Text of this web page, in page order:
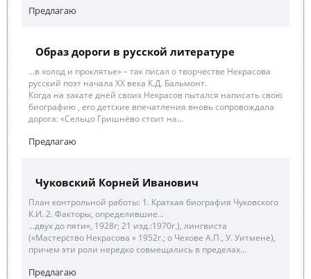
Предлагаю
Образ дороги в русской литературе
...в холод и проклятье» – так писал о творчестве Некрасова
русский поэт начала XX века К.Д. Бальмонт.
Когда на закате дней своих Некрасов пытался написать свою
биографию , его детские впечатления вновь сопровождала
дорога: «Сельцо Гришнёво стоит на...
Предлагаю
Чуковский Корней Иванович
План контрольной работы: 1. Краткая биография Чуковского
К.И. 2. Факторы, определившие...
...двух до пяти», 1928г; 21 изд.:1970г.), лингвиста
(«Мастерство Некрасова » 1952г.; о Чехове А.П., У. Уитмене),
причем эти роли нередко совмещались в пределах...
Предлагаю